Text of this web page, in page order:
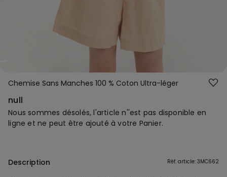
Chemise Sans Manches 100 % Coton Ultra-léger
null
Nous sommes désolés, l'article n''est pas disponible en
ligne et ne peut être ajouté à votre Panier.
Description Réf. article: 3MC662